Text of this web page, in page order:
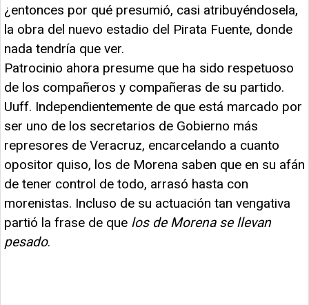
¿entonces por qué presumió, casi atribuyéndosela,
la obra del nuevo estadio del Pirata Fuente, donde
nada tendría que ver.
Patrocinio ahora presume que ha sido respetuoso
de los compañeros y compañeras de su partido.
Uuff. Independientemente de que está marcado por
ser uno de los secretarios de Gobierno más
represores de Veracruz, encarcelando a cuanto
opositor quiso, los de Morena saben que en su afán
de tener control de todo, arrasó hasta con
morenistas. Incluso de su actuación tan vengativa
partió la frase de que los de Morena se llevan
pesado.